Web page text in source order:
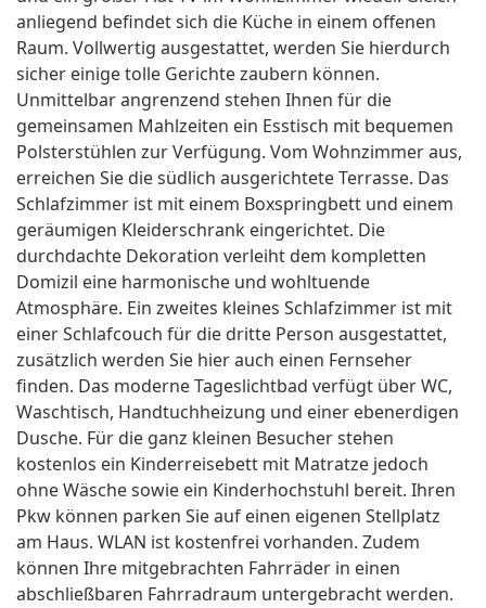
anliegend befindet sich die Küche in einem offenen
Raum. Vollwertig ausgestattet, werden Sie hierdurch
sicher einige tolle Gerichte zaubern können.
Unmittelbar angrenzend stehen Ihnen für die
gemeinsamen Mahlzeiten ein Esstisch mit bequemen
Polsterstühlen zur Verfügung. Vom Wohnzimmer aus,
erreichen Sie die südlich ausgerichtete Terrasse. Das
Schlafzimmer ist mit einem Boxspringbett und einem
geräumigen Kleiderschrank eingerichtet. Die
durchdachte Dekoration verleiht dem kompletten
Domizil eine harmonische und wohltuende
Atmosphäre. Ein zweites kleines Schlafzimmer ist mit
einer Schlafcouch für die dritte Person ausgestattet,
zusätzlich werden Sie hier auch einen Fernseher
finden. Das moderne Tageslichtbad verfügt über WC,
Waschtisch, Handtuchheizung und einer ebenerdigen
Dusche. Für die ganz kleinen Besucher stehen
kostenlos ein Kinderreisebett mit Matratze jedoch
ohne Wäsche sowie ein Kinderhochstuhl bereit. Ihren
Pkw können parken Sie auf einen eigenen Stellplatz
am Haus. WLAN ist kostenfrei vorhanden. Zudem
können Ihre mitgebrachten Fahrräder in einen
abschließbaren Fahrradraum untergebracht werden.